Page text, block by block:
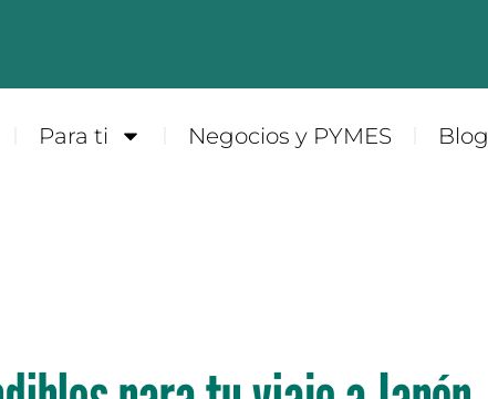
Para ti Negocios y PYMES Blog